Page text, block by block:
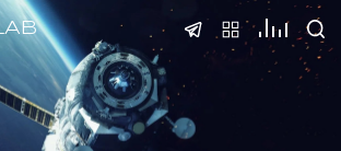
Тесты
SPACE
SPACE
SPACE
SPACE